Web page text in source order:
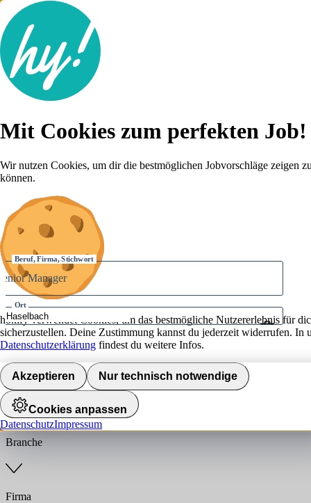
Lebenslauf
Karriere-Tipps
Anmelden
Beruf, Firma, Stichwort
Ort
Umkreis
Jobs finden
Anstellungsart
Branche
Firma
Mit Cookies zum perfekten Job!
Wir nutzen Cookies, um dir die bestmöglichen Jobvorschläge zeigen
können.
hokify verwendet Cookies, um das bestmögliche Nutzererlebnis für
sicherzustellen. Deine Zustimmung kannst du jederzeit widerrufen. In
Datenschutzerklärung findest du weitere Infos.
Akzeptieren Nur technisch notwendige
Cookies anpassen
DatenschutzImpressum